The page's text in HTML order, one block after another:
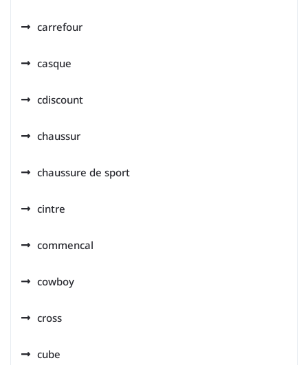
carrefour
casque
cdiscount
chaussur
chaussure de sport
cintre
commencal
cowboy
cross
cube